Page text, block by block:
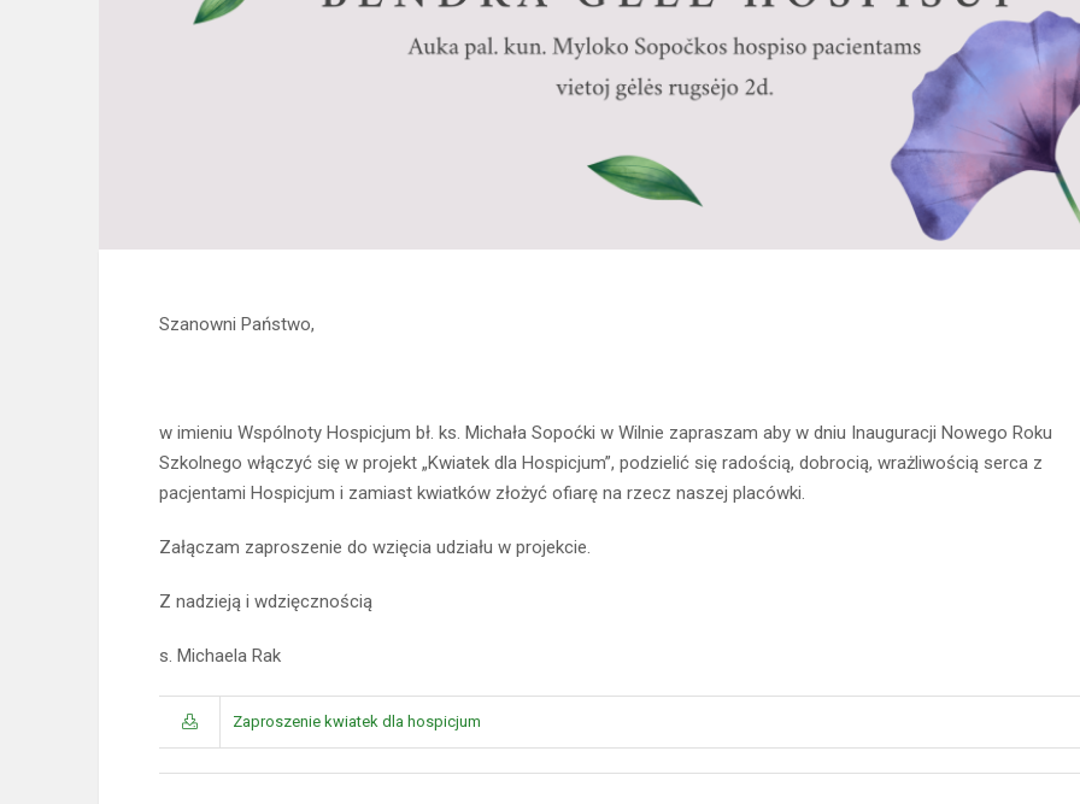
Szanowni Państwo,
w imieniu Wspólnoty Hospicjum bł. ks. Michała Sopoćki w Wilnie zapraszam aby w dniu Inauguracji Nowego Roku
Szkolnego włączyć się w projekt „Kwiatek dla Hospicjum”, podzielić się radością, dobrocią, wrażliwością serca z
pacjentami Hospicjum i zamiast kwiatków złożyć ofiarę na rzecz naszej placówki.
Załączam zaproszenie do wzięcia udziału w projekcie.
Z nadzieją i wdzięcznością
s. Michaela Rak
Zaproszenie kwiatek dla hospicjum